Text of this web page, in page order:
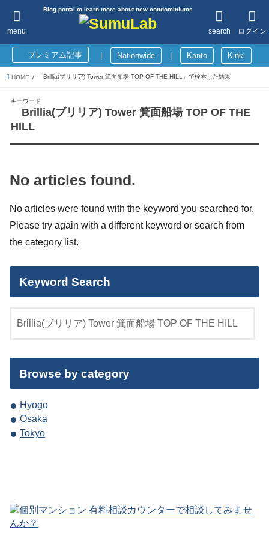
Blog portal to learn more about new condominiums
ログイン
search
menu
プレミアム記事 Nationwide Kanto Kinki
HOME 「Brillia(ブリリア) Tower 箕面船場 TOP OF THE HILL」で検索した結果
キーワード
Brillia(ブリリア) Tower 箕面船場 TOP OF THE
HILL
No articles found.
No articles were found with the keyword you searched for.
Please try again with a different keyword or search from
the category list.
Keyword Search
Browse by category
Hyogo
Osaka
Tokyo